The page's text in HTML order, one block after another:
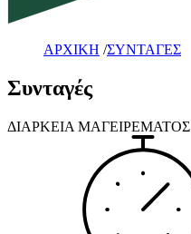
ΑΡΧΙΚΗ /ΣΥΝΤΑΓΕΣ
Συνταγές
ΔΙΑΡΚΕΙΑ ΜΑΓΕΙΡΕΜΑΤΟΣ